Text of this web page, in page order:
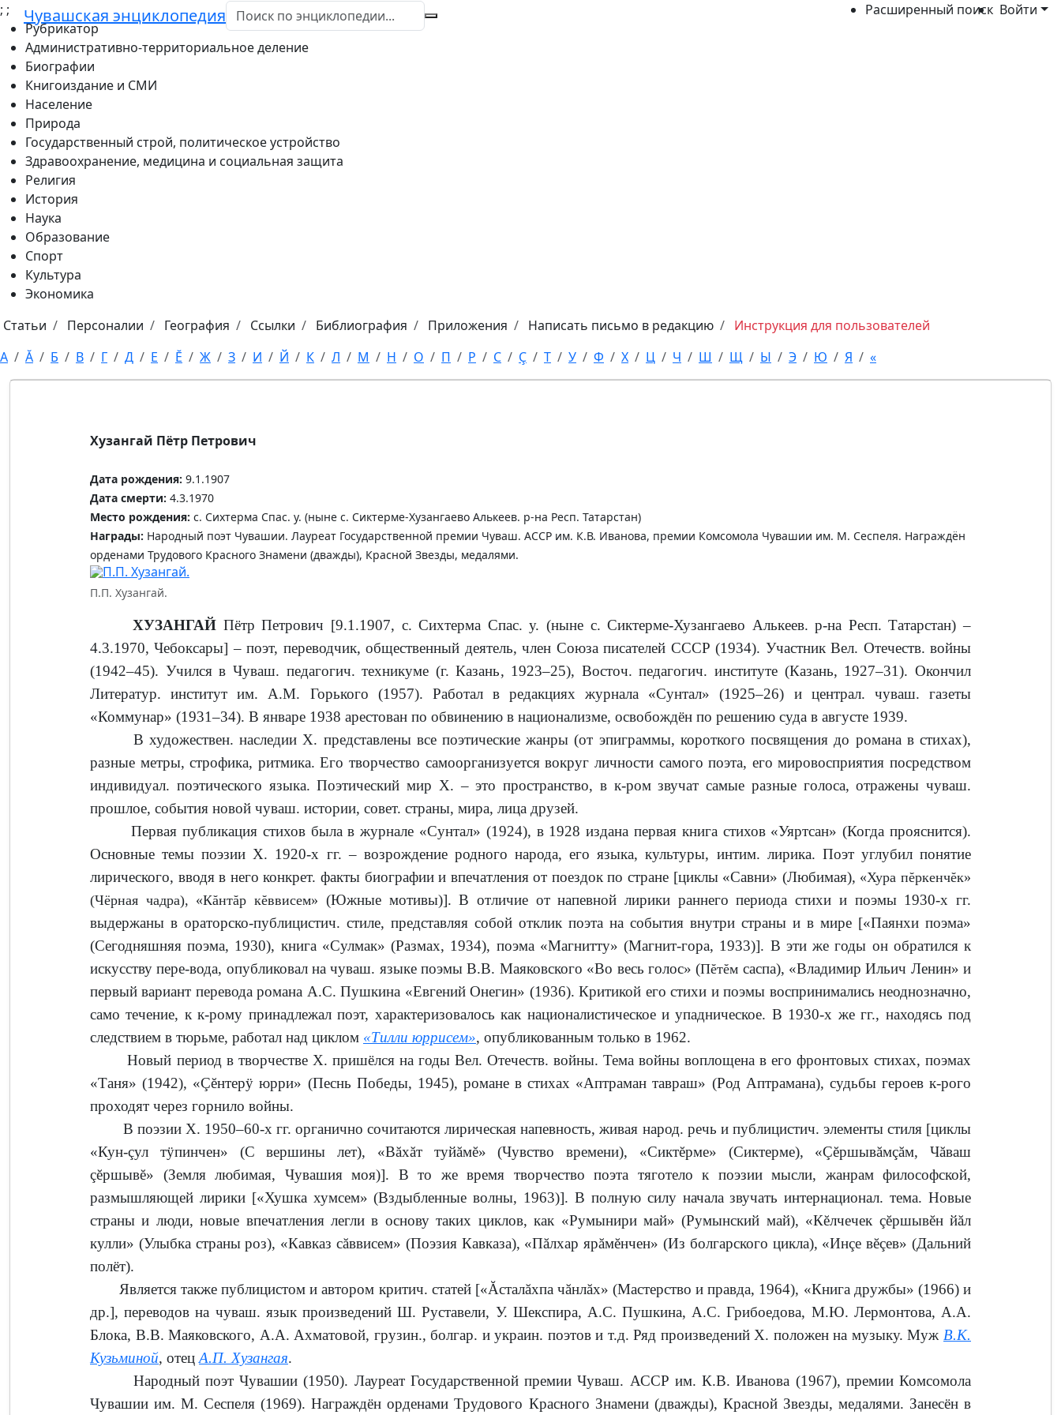
; Чувашская энциклопедия Расширенный поиск Войти
;
Рубрикатор
Административно-территориальное деление
Биографии
Книгоиздание и СМИ
Население
Природа
Государственный строй, политическое устройство
Здравоохранение, медицина и социальная защита
Религия
История
Наука
Образование
Спорт
Культура
Экономика
Статьи
Персоналии География Ссылки Библиография Приложения Написать письмо в редакцию
Инструкция для пользователей
А
Ă Б В Г Д Е Ĕ Ж З И Й К Л М Н О П Р С Ç Т У Ф Х Ц Ч Ш Щ Ы Э Ю Я «
Хузангай Пётр Петрович
Дата рождения: 9.1.1907
Дата смерти: 4.3.1970
Место рождения: с. Сихтерма Спас. у. (ныне с. Сиктерме-Хузангаево Алькеев. р-на Респ. Татарстан)
Награды: Народный поэт Чувашии. Лауреат Государственной премии Чуваш. АССР им. К.В. Иванова, премии Комсомола Чувашии им. М. Сеспеля. Награждён
орденами Трудового Красного Знамени (дважды), Красной Звезды, медалями.
П.П. Хузангай.
ХУЗАНГАЙ Пётр Петрович [9.1.1907, с. Сихтерма Спас. у. (ныне с. Сиктерме-Хузангаево Алькеев. р-на Респ. Татарстан) –
4.3.1970, Чебоксары] – по­эт, переводчик, общественный деятель, член Союза писателей СССР (1934). Участник Вел. Отечеств. войны
(1942–45). Учился в Чуваш. педагогич. техникуме (г. Казань, 1923–25), Восточ. педагогич. институте (Казань, 1927–31). Окончил
Литератур. институт им. А.М. Горького (1957). Работал в редакциях журнала «Сунтал» (1925–26) и централ. чуваш. газеты
«Коммунар» (1931–34). В январе 1938 арестован по обвинению в национализме, освобождён по решению суда в августе 1939.
В художествен. наследии Х. представлены все поэтические жанры (от эпи­граммы, короткого посвящения до романа в стихах),
разные метры, строфика, ритмика. Его творчество самоорганизуется вокруг личности самого поэта, его мировосприятия посредством
индивидуал. поэтического языка. Поэтический мир Х. – это пространство, в к-ром звучат самые разные голоса, отражены чуваш.
прошлое, события новой чуваш. истории, совет. страны, мира, лица друзей.
Первая публикация стихов была в журнале «Сунтал» (1924), в 1928 издана первая книга стихов «Уяртсан» (Когда прояснится).
Основные темы поэзии Х. 1920-х гг. – возрождение родного народа, его языка, культуры, интим. ли­рика. Поэт углубил понятие
лирического, вводя в него конкрет. факты биографии и впечатления от поездок по стране [циклы «Савни» (Любимая), «Хура пĕркенчĕк»
(Чёрная чадра), «Кăнтăр кĕввисем» (Южные мотивы)]. В отличие от напевной лирики раннего периода стихи и поэмы 1930-х гг.
выдержаны в ораторско-публицистич. стиле, представляя собой отклик поэта на события внутри страны и в мире [«Паянхи поэма»
(Сегодняшняя поэма, 1930), книга «Сулмак» (Размах, 1934), поэма «Магнитту» (Магнит-гора, 1933)]. В эти же годы он обратился к
искусству пере­-вода, опубликовал на чуваш. языке поэмы В.В. Маяковского «Во весь голос» (Пĕ­тĕм саспа), «Владимир Ильич Ленин» и
первый вариант перевода ро­мана А.С. Пушкина «Евгений Онегин» (1936). Критикой его стихи и поэмы воспринимались неоднозначно,
само течение, к к-рому принадлежал поэт, характеризовалось как националистическое и упадническое. В 1930-х же гг., находясь под
следствием в тюрьме, работал над циклом «Тилли юррисем», опубликованным только в 1962.
Новый период в творчестве Х. пришёлся на годы Вел. Отечеств. войны. Тема войны воплощена в его фронтовых стихах, поэмах
«Таня» (1942), «Çĕнтерÿ юрри» (Песнь Победы, 1945), романе в стихах «Аптраман тавраш» (Род Аптрамана), судьбы героев к-рого
проходят через горнило войны.
В поэзии Х. 1950–60-х гг. органично сочитаются лирическая напевность, живая народ. речь и публицистич. элементы стиля [циклы
«Кун-çул тÿпинчен» (С вершины лет), «Вăхăт туйăмĕ» (Чувство времени), «Сиктĕрме» (Сиктерме), «Çĕр­шывăмçăм, Чăваш
çĕршывĕ» (Земля любимая, Чувашия моя)]. В то же время творчество поэта тяготело к поэ­зии мысли, жанрам философской,
размышляющей лирики [«Хушка хумсем» (Вздыбленные волны, 1963)]. В полную силу начала звучать интернационал. тема. Новые
страны и люди, новые впечатления легли в основу таких циклов, как «Румынири май» (Румынский май), «Кĕлчечек çĕршывĕн йăл
кулли» (Улыбка страны роз), «Кавказ сăввисем» (Поэзия Кавказа), «Пăлхар ярăмĕнчен» (Из болгарского цикла), «Инçе вĕçев» (Дальний
полёт).
Является также публицистом и автором критич. статей [«Ăсталăхпа чăнлăх» (Мастерство и правда, 1964), «Книга дружбы» (1966) и
др.], переводов на чуваш. язык произведений Ш. Руставели, У. Шекспира, А.С. Пушкина, А.С. Грибоедова, М.Ю. Лермонтова, А.А.
Блока, В.В. Маяковского, А.А. Ахматовой, грузин., болгар. и украин. поэтов и т.д. Ряд произведений Х. положен на музыку. Муж В.К.
Кузьминой, отец А.П. Хузангая.
Народный поэт Чувашии (1950). Лауреат Государственной премии Чуваш. АССР им. К.В. Иванова (1967), премии Комсомола
Чувашии им. М. Сеспеля (1969). Награждён орденами Трудового Красного Знамени (дважды), Красной Звезды, медалями. Занесён в